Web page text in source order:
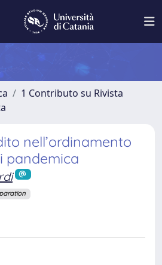
1 Contributo su Rivista
nell’ordinamento
pandemica